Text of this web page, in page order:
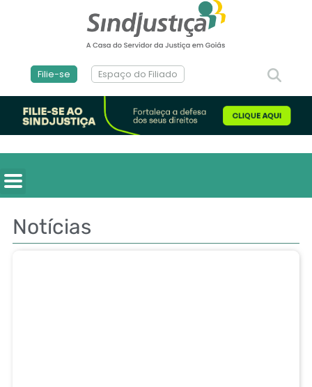
Filie-se Espaço do Filiado
Notícias